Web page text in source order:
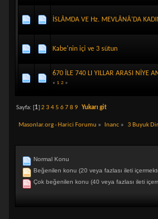
İSLÂMDA VE Hz. MEVLÂNÂ’DA
Kabe'nin içi ve 3 sütun
670 İLE 740 LI YILLAR ARASI NİYE
« 1 2 »
Sayfa: [1] 2 3 45 678 9 Yukarı git
Masonlar.org - Harici Forumu » Inanc » 3 Buyuk
Normal Konu
Beğenilen konu (20 veya fazlası ileti
Çok beğenilen konu (40 veya fazlası ileti